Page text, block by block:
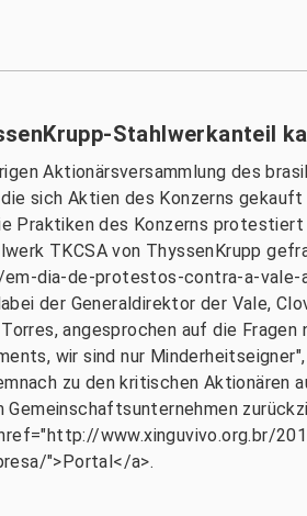
Stahlwerkanteil
Aktionärsversammlung des
sich Aktien des Konzerns
Praktiken des Konzerns
TKCSA von ThyssenKrupp
dia-de-protestos-contra-a-
der Generaldirektor der Vale,
angesprochen auf die
wir sind nur
zu den kritischen Aktionären
Gemeinschaftsunternehmen
www.xinguvivo.org.br/
">Portal</a>.